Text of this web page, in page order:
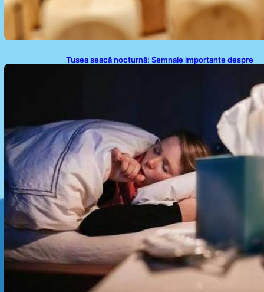
Tusea seacă nocturnă: Semnale importante despre